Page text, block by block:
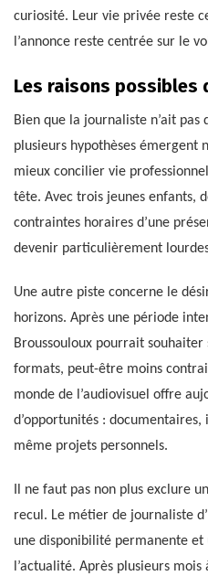
curiosité. Leur vie privée reste
l’annonce reste centrée sur le
Les raisons possibles
Bien que la journaliste n’ait
plusieurs hypothèses émergent
mieux concilier vie
tête. Avec trois jeunes enfants,
contraintes horaires d’une
devenir particulièrement
Une autre piste concerne le
horizons. Après une période
Broussouloux pourrait souhaiter
formats, peut-être moins
monde de l’audiovisuel offre
d’opportunités :
même projets personnels.
Il ne faut pas non plus exclure
recul. Le métier de journaliste
une disponibilité permanente
l’actualité. Après plusieurs